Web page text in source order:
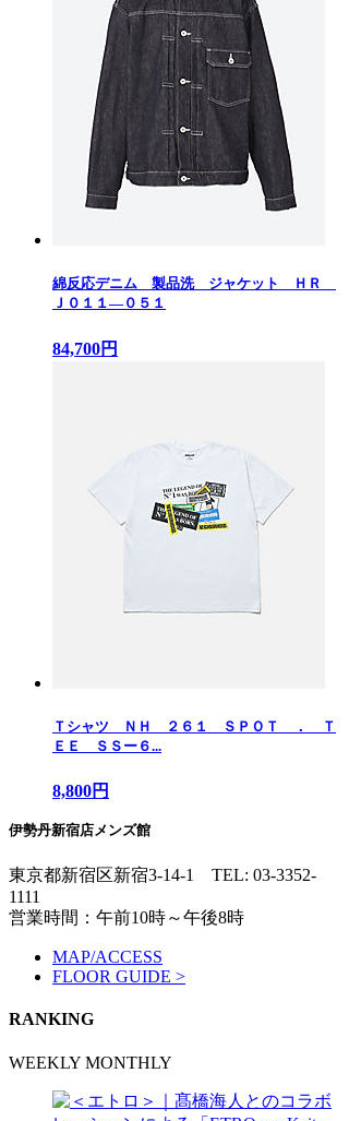
綿反応デニム 製品洗 ジャケット ＨＲ
Ｊ０１１—０５１
84,700円
Ｔシャツ ＮＨ ２６１ ＳＰＯＴ ． Ｔ
ＥＥ ＳＳー６...
8,800円
伊勢丹新宿店メンズ館
東京都新宿区新宿3-14-1 TEL: 03-3352-
1111
営業時間：午前10時～午後8時
MAP/ACCESS
FLOOR GUIDE >
RANKING
WEEKLY MONTHLY